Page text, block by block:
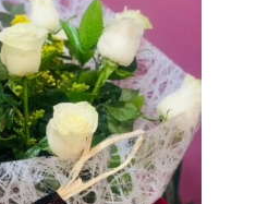
/ VISTA RAPIDA